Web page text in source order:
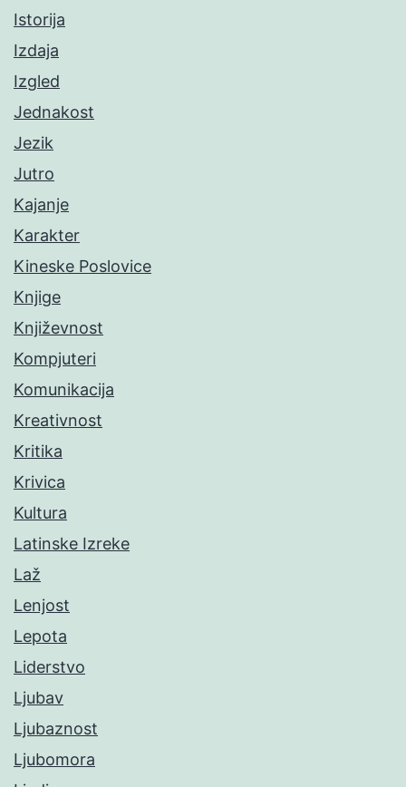
Istorija
Izdaja
Izgled
Jednakost
Jezik
Jutro
Kajanje
Karakter
Kineske Poslovice
Knjige
Književnost
Kompjuteri
Komunikacija
Kreativnost
Kritika
Krivica
Kultura
Latinske Izreke
Laž
Lenjost
Lepota
Liderstvo
Ljubav
Ljubaznost
Ljubomora